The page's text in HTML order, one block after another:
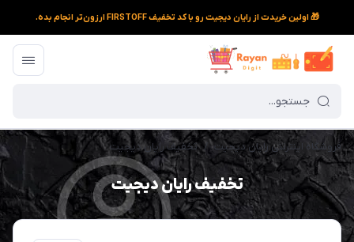
🎁 اولین خریدت از رایان دیجیت رو با کد تخفیف FIRSTOFF ارزون‌تر انجام بده.
فروشگاه اینترنتی رایان دیجیت / تخفیف رایان دیجیت
تخفیف رایان دیجیت